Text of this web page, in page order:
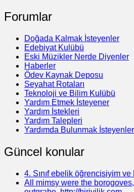
Forumlar
Doğada Kalmak İsteyenler
Edebiyat Kulübü
Eski Müzikler Nerde Diyenler
Haberler
Ödev Kaynak Deposu
Seyahat Rotaları
Teknoloji ve Bilim Kulübü
Yardım Etmek İsteyener
Yardım İstekleri
Yardım Talepleri
Yardımda Bulunmak İsteyenler
Güncel konular
4. Sınıf ebelik öğrencisiyim
All mimsy were the